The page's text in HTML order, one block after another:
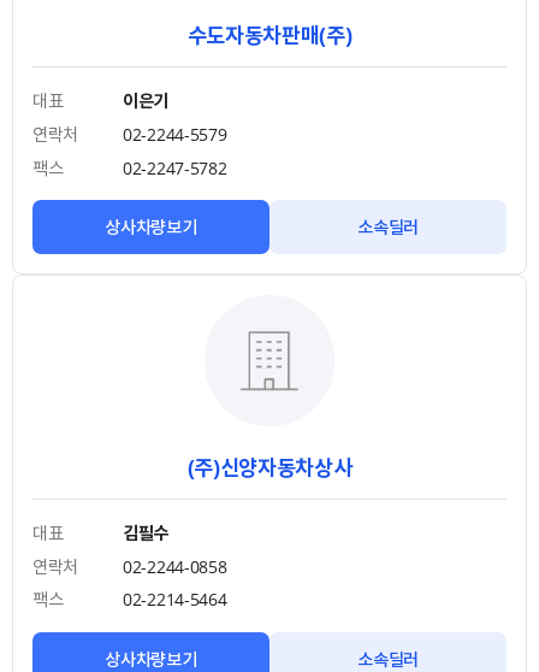
수도자동차판매(주)
대표
이은기
연락처
02-2244-5579
팩스
02-2247-5782
상사차량보기 소속딜러
(주)신양자동차상사
대표
김필수
연락처
02-2244-0858
팩스
02-2214-5464
상사차량보기 소속딜러